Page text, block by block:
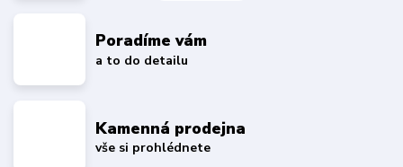
Poradíme vám
a to do detailu
Kamenná prodejna
vše si prohlédnete